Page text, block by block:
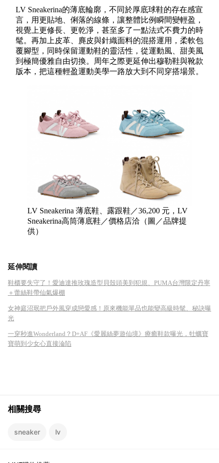
LV Sneakerina的薄底輪廓，不同於厚底球鞋的存在感宣
言，用更貼地、俐落的線條，讓整體比例瞬間變輕盈，
視覺上更修長、更乾淨，甚至多了一點法式不費力的時
髦。再加上皮革、麂皮與針織面料的混搭運用，柔軟包
覆腳型，同時保留運動鞋的靈活性，從運動風、甜美風
到極簡優雅自由切換。周年之際更延伸出穆勒鞋與靴款
版本，把這種輕盈運動美學一路放大到不同穿搭場景。
LV Sneakerina 薄底鞋、露跟鞋／36,200 元，LV
Sneakerina高筒薄底鞋／價格店洽（圖／品牌提
供）
延伸閱讀
鞋櫃要失守了！愛迪達推玫瑰造型貝殼頭美到犯規、PUMA台灣限定丹寧
＋蕾絲鞋帶仙氣爆棚
女神庭沼珉把戶外風穿成戀愛感！原來機能單品也能變高級時髦、秘訣曝
光
一穿秒進Wonderland？D+AF《愛麗絲夢遊仙境》療癒鞋款曝光，牡蠣寶
寶萌到少女心直接淪陷
相關搜尋
sneaker lv